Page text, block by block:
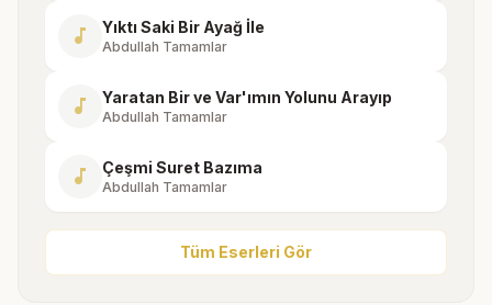
music_note Yıktı Saki Bir Ayağ İle
Abdullah Tamamlar
music_note Yaratan Bir ve Var'ımın Yolunu Arayıp
Abdullah Tamamlar
music_note Çeşmi Suret Bazıma
Abdullah Tamamlar
Tüm Eserleri Gör